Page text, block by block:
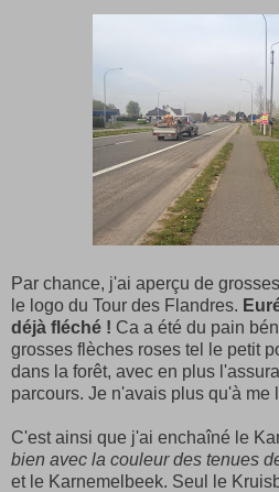
Par chance, j'ai aperçu de
le logo du Tour des Flandres.
déjà fléché ! Ca a été du pain
grosses flèches roses tel le petit
dans la forêt, avec en plus
parcours. Je n'avais plus qu'à me
C'est ainsi que j'ai enchaîné le
bien avec la couleur des tenues
et le Karnemelbeek. Seul le